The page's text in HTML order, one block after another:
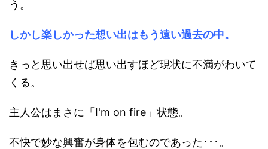
う。
しかし楽しかった想い出はもう遠い過去の中。
きっと思い出せば思い出すほど現状に不満がわいて
くる。
主人公はまさに「I'm on fire」状態。
不快で妙な興奮が身体を包むのであった･･･。